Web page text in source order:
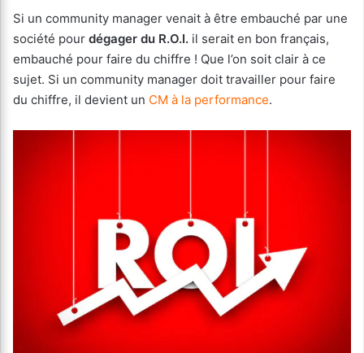
Si un community manager venait à être embauché par une
société pour dégager du R.O.I. il serait en bon français,
embauché pour faire du chiffre ! Que l’on soit clair à ce
sujet. Si un community manager doit travailler pour faire
du chiffre, il devient un CM à la performance.